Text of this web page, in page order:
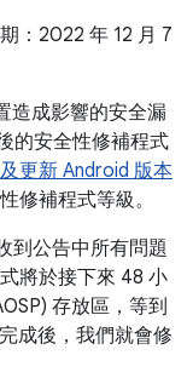
：2022 年 12 月 7
造成影響的安全漏
的安全性修補程式
更新 Android 版本
修補程式等級。
到公告中所有問題
將於接下來 48 小
存放區，等到
成後，我們就會修